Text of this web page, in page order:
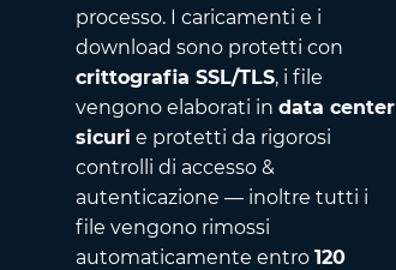
processo. I caricamenti e i
download sono protetti con
crittografia SSL/TLS, i file
vengono elaborati in data center
sicuri e protetti da rigorosi
controlli di accesso &
autenticazione — inoltre tutti i
file vengono rimossi
automaticamente entro 120